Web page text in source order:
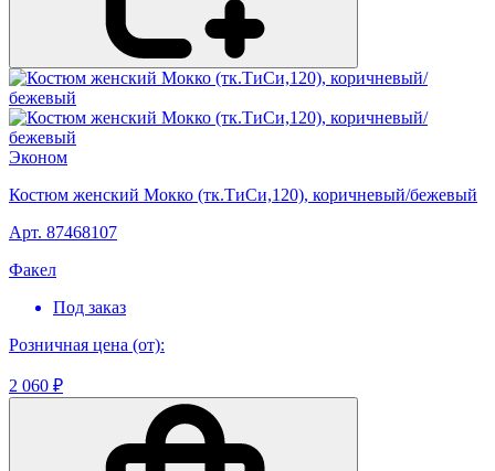
Эконом
Костюм женский Мокко (тк.ТиСи,120), коричневый/бежевый
Арт. 87468107
Факел
Под заказ
Розничная цена (от):
2 060 ₽